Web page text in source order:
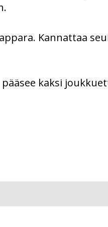
Kannattaa
kaksi